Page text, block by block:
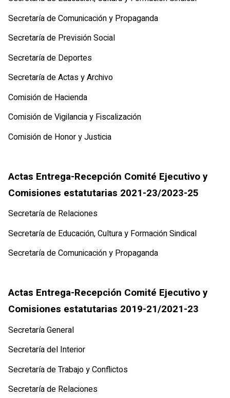
Secretaría de Comunicación y Propaganda
Secretaría de Previsión Social
Secretaría de Deportes
Secretaría de Actas y Archivo
Comisión de Hacienda
Comisión de Vigilancia y Fiscalización
Comisión de Honor y Justicia
Actas Entrega-Recepción Comité Ejecutivo y
Comisiones estatutarias 2021-23/2023-25
Secretaría de Relaciones
Secretaría de Educación, Cultura y Formación Sindical
Secretaría de Comunicación y Propaganda
Actas Entrega-Recepción Comité Ejecutivo y
Comisiones estatutarias 2019-21/2021-23
Secretaría General
Secretaría del Interior
Secretaría de Trabajo y Conflictos
Secretaría de Relaciones